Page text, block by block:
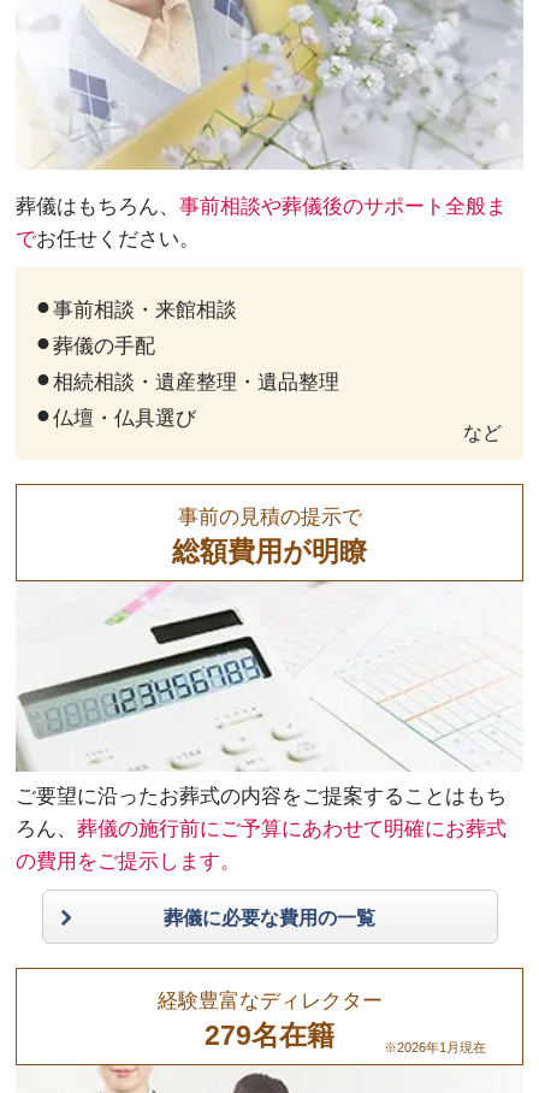
葬儀はもちろん、事前相談や葬儀後のサポート全般ま
でお任せください。
事前相談・来館相談
葬儀の手配
相続相談・遺産整理・遺品整理
仏壇・仏具選び
など
事前の見積の提示で
総額費用が明瞭
ご要望に沿ったお葬式の内容をご提案することはもち
ろん、葬儀の施行前にご予算にあわせて明確にお葬式
の費用をご提示します。
葬儀に必要な費用の一覧
経験豊富なディレクター
279名在籍 ※2026年1月現在